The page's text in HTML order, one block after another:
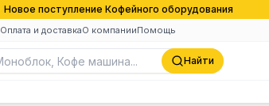
Новое поступление Кофейного оборудования
Оплата и доставкаО компанииПомощь
Найти